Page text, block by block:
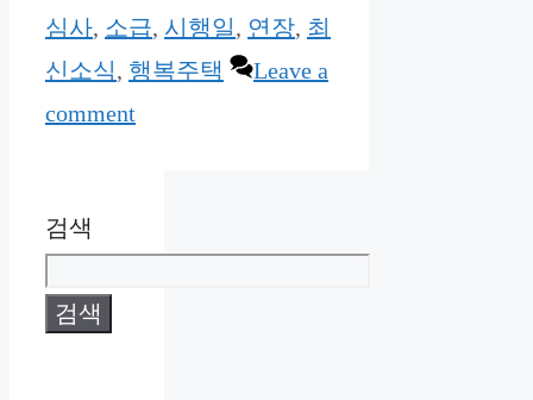
심사, 소급, 시행일, 연장, 최
신소식, 행복주택
Leave a
comment
검색
검색